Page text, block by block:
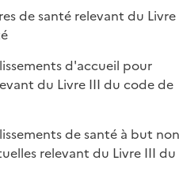
de santé relevant du Livre
d'accueil pour
du Livre III du code de
de santé à but
relevant du Livre III du